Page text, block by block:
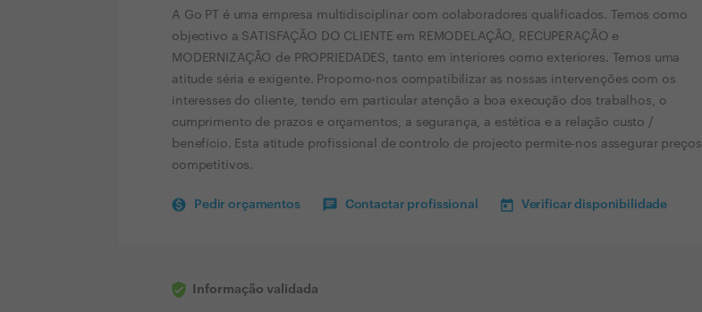
A Go PT é uma empresa multidisciplinar com colaboradores qualificados. Temos como
objectivo a SATISFAÇÃO DO CLIENTE em REMODELAÇÃO, RECUPERAÇÃO e
MODERNIZAÇÃO de PROPRIEDADES, tanto em interiores como exteriores. Temos uma
atitude séria e exigente. Propomo-nos compatibilizar as nossas intervenções com os
interesses do cliente, tendo em particular atenção a boa execução dos trabalhos, o
cumprimento de prazos e orçamentos, a segurança, a estética e a relação custo /
benefício. Esta atitude profissional de controlo de projecto permite-nos assegurar preços
competitivos.
Pedir orçamentos Contactar profissional Verificar disponibilidade
Informação validada